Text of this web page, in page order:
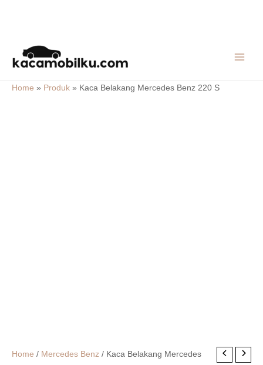
content
Home » Produk » Kaca Belakang Mercedes Benz 220 S
Home / Mercedes Benz / Kaca Belakang Mercedes